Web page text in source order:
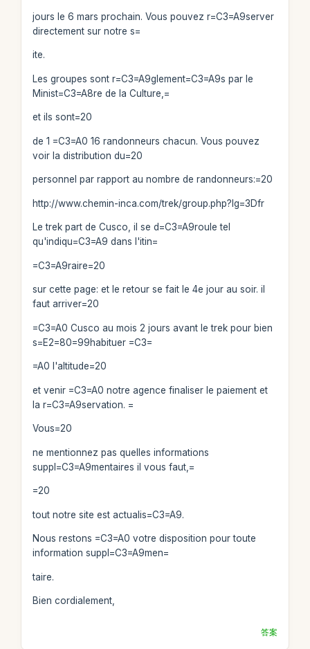
jours le 6 mars prochain. Vous pouvez r=C3=A9server
directement sur notre s=
ite.
Les groupes sont r=C3=A9glement=C3=A9s par le
Minist=C3=A8re de la Culture,=
et ils sont=20
de 1 =C3=A0 16 randonneurs chacun. Vous pouvez
voir la distribution du=20
personnel par rapport au nombre de randonneurs:=20
http://www.chemin-inca.com/trek/group.php?lg=3Dfr
Le trek part de Cusco, il se d=C3=A9roule tel
qu'indiqu=C3=A9 dans l'itin=
=C3=A9raire=20
sur cette page: et le retour se fait le 4e jour au soir. il
faut arriver=20
=C3=A0 Cusco au mois 2 jours avant le trek pour bien
s=E2=80=99habituer =C3=
=A0 l'altitude=20
et venir =C3=A0 notre agence finaliser le paiement et
la r=C3=A9servation. =
Vous=20
ne mentionnez pas quelles informations
suppl=C3=A9mentaires il vous faut,=
=20
tout notre site est actualis=C3=A9.
Nous restons =C3=A0 votre disposition pour toute
information suppl=C3=A9men=
taire.
Bien cordialement,
答案